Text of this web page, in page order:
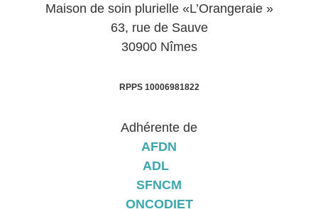
Maison de soin plurielle «L’Orangeraie »
63, rue de Sauve
30900 Nîmes
RPPS 10006981822
Adhérente de
AFDN
ADL
SFNCM
ONCODIET